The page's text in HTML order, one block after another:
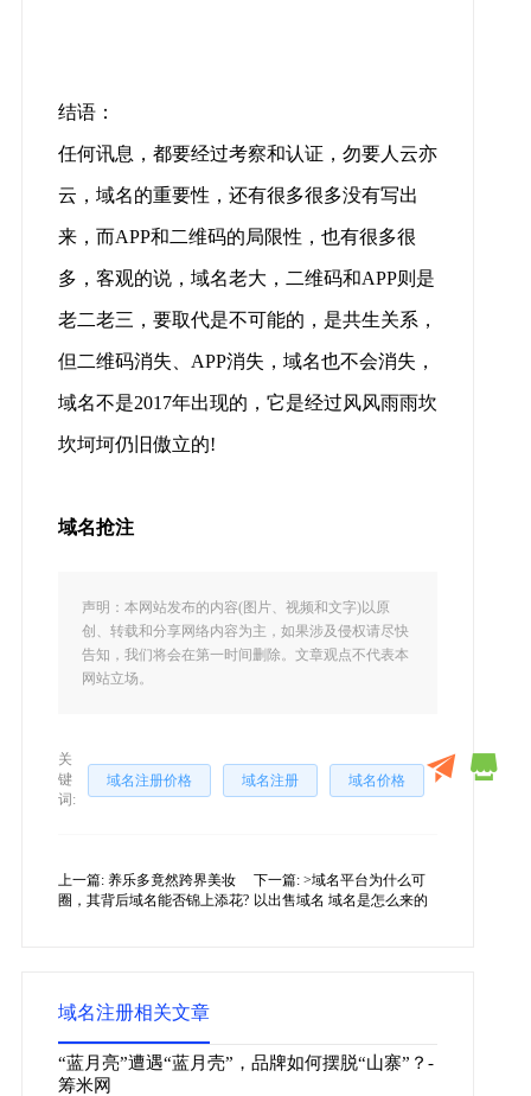
结语：
任何讯息，都要经过考察和认证，勿要人云亦
云，域名的重要性，还有很多很多没有写出
来，而APP和二维码的局限性，也有很多很
多，客观的说，域名老大，二维码和APP则是
老二老三，要取代是不可能的，是共生关系，
但二维码消失、APP消失，域名也不会消失，
域名不是2017年出现的，它是经过风风雨雨坎
坎坷坷仍旧傲立的!
域名抢注
声明：本网站发布的内容(图片、视频和文字)以原
创、转载和分享网络内容为主，如果涉及侵权请尽快
告知，我们将会在第一时间删除。文章观点不代表本
网站立场。
关
键
词:
域名注册价格 域名注册 域名价格
上一篇: 养乐多竟然跨界美妆
圈，其背后域名能否锦上添花?
下一篇:>域名平台为什么可
以出售域名 域名是怎么来的
域名注册相关文章
“蓝月亮”遭遇“蓝月壳”，品牌如何摆脱“山寨”？-
筹米网